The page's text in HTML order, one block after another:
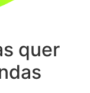
quer